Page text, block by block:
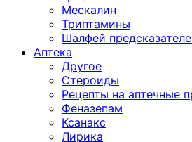
Мескалин
Триптамины
Шалфей
Аптека
Другое
Стероиды
Рецепты на аптечные
Феназепам
Ксанакс
Лирика